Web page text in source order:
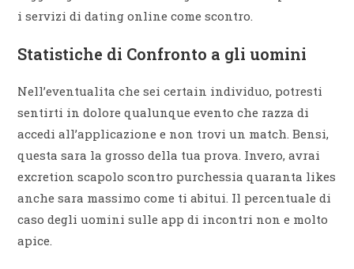
i servizi di dating online come scontro.
Statistiche di Confronto a gli uomini
Nell’eventualita che sei certain individuo, potresti
sentirti in dolore qualunque evento che razza di
accedi all’applicazione e non trovi un match. Bensi,
questa sara la grosso della tua prova. Invero, avrai
excretion scapolo scontro purchessia quaranta likes
anche sara massimo come ti abitui. Il percentuale di
caso degli uomini sulle app di incontri non e molto
apice.